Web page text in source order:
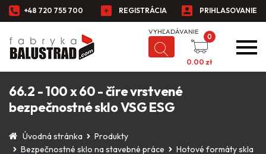
+48 720 755 700 REGISTRÁCIA PRIHLASOVANIE
0
0.00 zł
66.2 - 100 x 60 - číre vrstvené
bezpečnostné sklo VSG ESG
Úvodná stránka
Produkty
Bezpečnostné sklo na stavebné práce
Hotové formáty skla